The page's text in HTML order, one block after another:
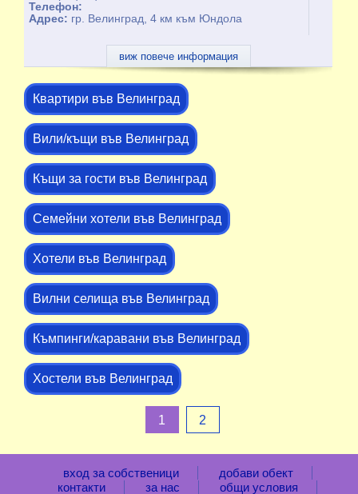
Телефон:
Адрес: гр. Велинград, 4 км към Юндола
виж повече информация
Квартири във Велинград
Вили/къщи във Велинград
Къщи за гости във Велинград
Семейни хотели във Велинград
Хотели във Велинград
Вилни селища във Велинград
Къмпинги/каравани във Велинград
Хостели във Велинград
1 2
вход за собственици
добави обект
контакти
за нас общи условия